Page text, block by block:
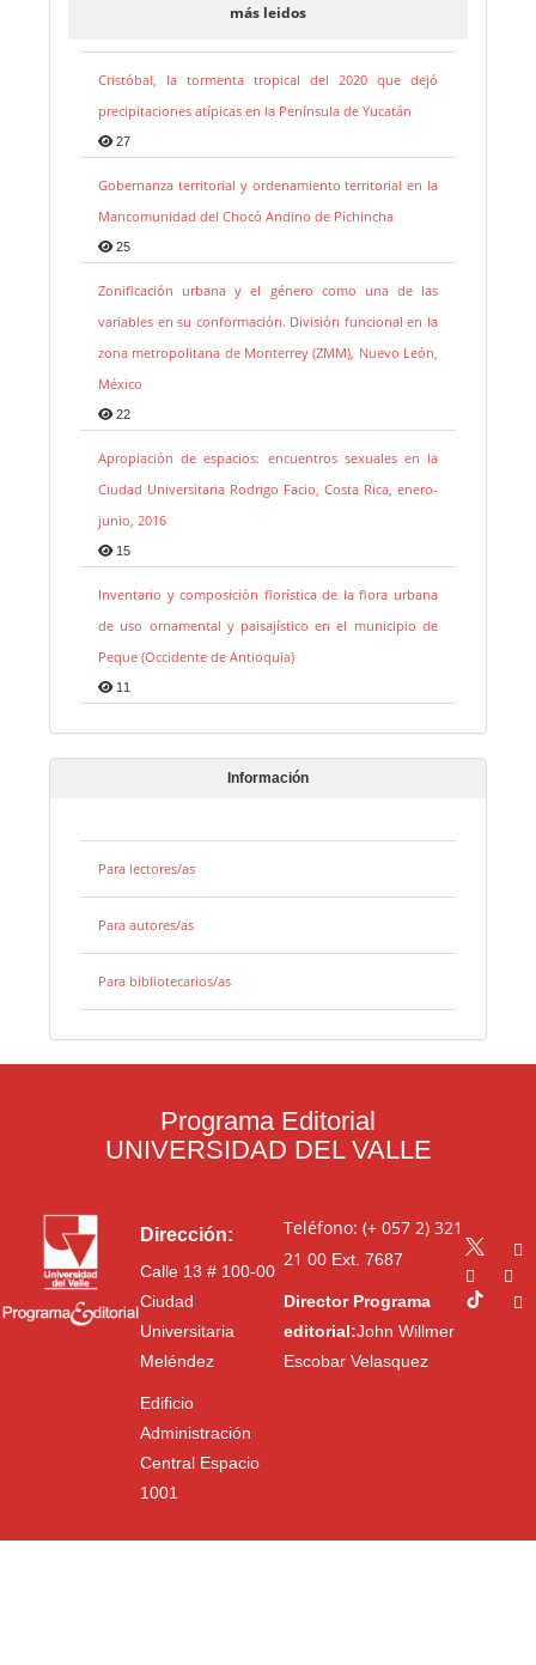
más leidos
Cristóbal, la tormenta tropical del 2020 que dejó
precipitaciones atípicas en la Península de Yucatán
27
Gobernanza territorial y ordenamiento territorial en la
Mancomunidad del Chocó Andino de Pichincha
25
Zonificación urbana y el género como una de las
variables en su conformación. División funcional en la
zona metropolitana de Monterrey (ZMM), Nuevo León,
México
22
Apropiación de espacios: encuentros sexuales en la
Ciudad Universitaria Rodrigo Facio, Costa Rica, enero-
junio, 2016
15
Inventario y composición florística de la flora urbana
de uso ornamental y paisajístico en el municipio de
Peque (Occidente de Antioquia)
11
Información
Para lectores/as
Para autores/as
Para bibliotecarios/as
Programa Editorial
UNIVERSIDAD DEL VALLE
Dirección:
Calle 13 # 100-00
Ciudad
Universitaria
Meléndez
Edificio
Administración
Central Espacio
1001
Teléfono: (+ 057 2) 321
21 00Ext. 7687
Director Programa
editorial:John Willmer
Escobar Velasquez